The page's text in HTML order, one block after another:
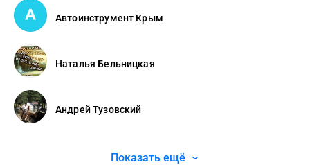
Автоинструмент Крым
Наталья Бельницкая
Андрей Тузовский
Показать ещё